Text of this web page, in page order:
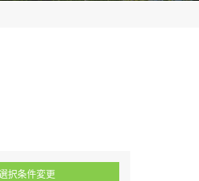
択条件変更